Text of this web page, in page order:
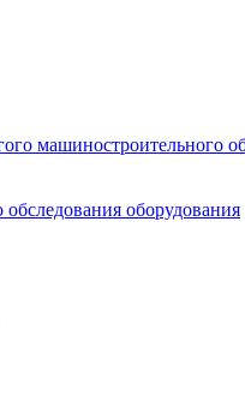
машиностроительного
оборудования